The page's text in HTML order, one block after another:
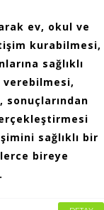
ev, okul ve
kurabilmesi,
sağlıklı
sonuçlarından
sağlıklı bir
bireye